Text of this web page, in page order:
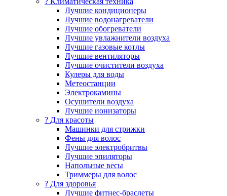
Лучшие кондиционеры
Лучшие водонагреватели
Лучшие обогреватели
Лучшие увлажнители воздуха
Лучшие газовые котлы
Лучшие вентиляторы
Лучшие очистители воздуха
Кулеры для воды
Метеостанции
Электрокамины
Осушители воздуха
Лучшие ионизаторы
? Для красоты
Машинки для стрижки
Фены для волос
Лучшие электробритвы
Лучшие эпиляторы
Напольные весы
Триммеры для волос
? Для здоровья
Лучшие фитнес-браслеты